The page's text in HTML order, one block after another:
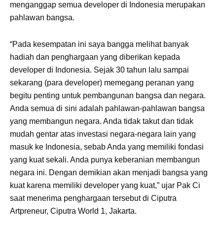
menganggap semua developer di Indonesia merupakan
pahlawan bangsa.
“Pada kesempatan ini saya bangga melihat banyak
hadiah dan penghargaan yang diberikan kepada
developer di Indonesia. Sejak 30 tahun lalu sampai
sekarang (para developer) memegang peranan yang
begitu penting untuk pembangunan bangsa dan negara.
Anda semua di sini adalah pahlawan-pahlawan bangsa
yang membangun negara. Anda tidak takut dan tidak
mudah gentar atas investasi negara-negara lain yang
masuk ke Indonesia, sebab Anda yang memiliki fondasi
yang kuat sekali. Anda punya keberanian membangun
negara ini. Dengan demikian akan menjadi bangsa yang
kuat karena memiliki developer yang kuat,” ujar Pak Ci
saat menerima penghargaan tersebut di Ciputra
Artpreneur, Ciputra World 1, Jakarta.